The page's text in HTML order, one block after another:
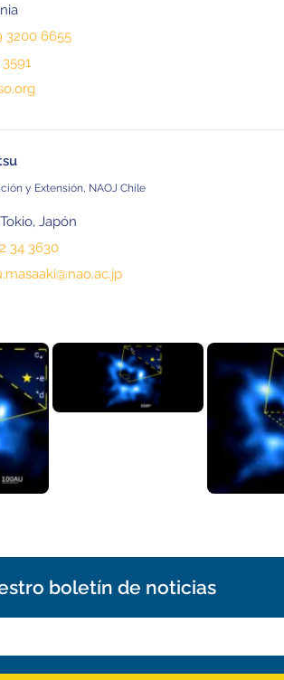
3200 6655
3591
y Extensión, NAOJ Chile
Japón
34 3630
boletín de noticias